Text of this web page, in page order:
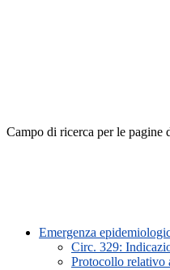
Campo di ricerca per le pagine
Emergenza
Circ. 329:
Protocollo relativo